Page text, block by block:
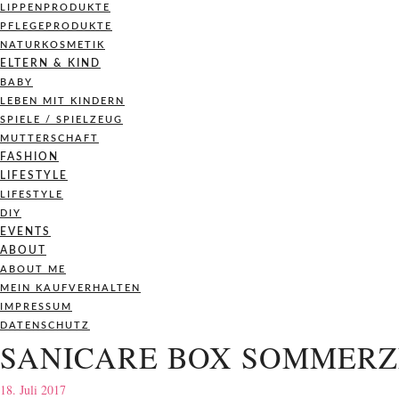
LIPPENPRODUKTE
PFLEGEPRODUKTE
NATURKOSMETIK
ELTERN & KIND
BABY
LEBEN MIT KINDERN
SPIELE / SPIELZEUG
MUTTERSCHAFT
FASHION
LIFESTYLE
LIFESTYLE
DIY
EVENTS
ABOUT
ABOUT ME
MEIN KAUFVERHALTEN
IMPRESSUM
DATENSCHUTZ
SANICARE BOX
18. Juli 2017